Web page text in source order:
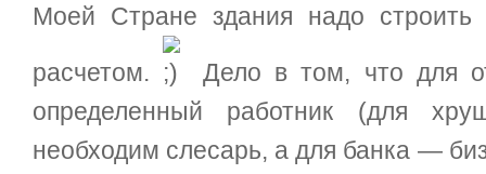
Моей Стране здания надо
расчетом.
Дело в том, что для
определенный работник (для
необходим слесарь, а для банка —